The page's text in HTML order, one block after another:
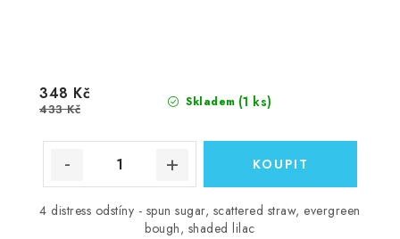
Skladem (1 ks)
348 Kč
433 Kč
4 distress odstíny - spun sugar, scattered straw, evergreen
bough, shaded lilac